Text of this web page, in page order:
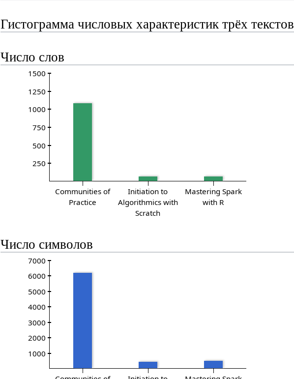
Гистограмма числовых характеристик трёх текстов
Число слов
250
500
750
1000
1250
1500
Communities of
Practice
Initiation to
Algorithmics with
Scratch
Mastering Spark
with R
Число символов
1000
2000
3000
4000
5000
6000
7000